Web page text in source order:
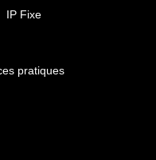
IP Fixe
pratiques